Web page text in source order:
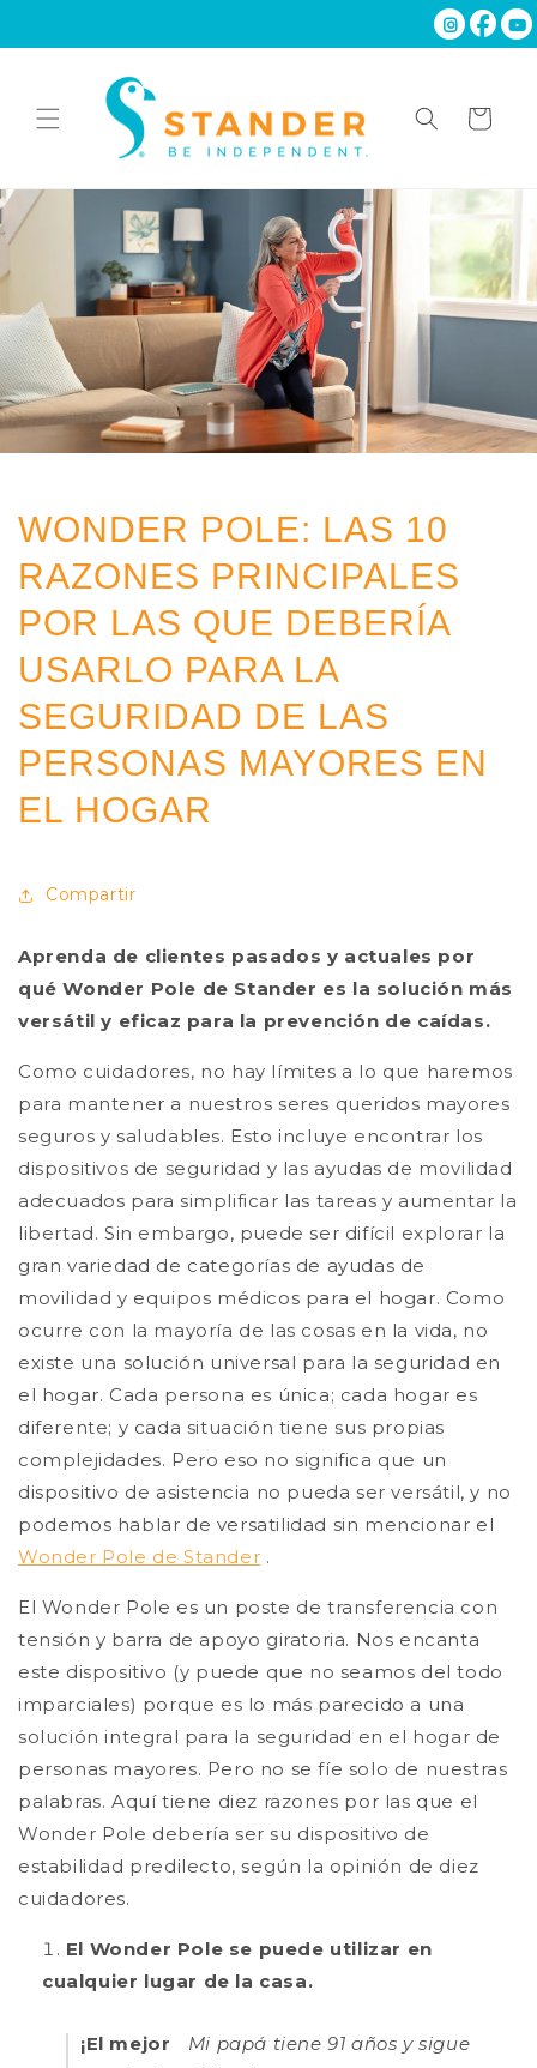
al contenido
Carrito
WONDER POLE: LAS 10
RAZONES PRINCIPALES
POR LAS QUE DEBERÍA
USARLO PARA LA
SEGURIDAD DE LAS
PERSONAS MAYORES EN
EL HOGAR
Compartir
Aprenda de clientes pasados ​​y actuales por
qué Wonder Pole de Stander es la solución más
versátil y eficaz para la prevención de caídas.
Como cuidadores, no hay límites a lo que haremos
para mantener a nuestros seres queridos mayores
seguros y saludables. Esto incluye encontrar los
dispositivos de seguridad y las ayudas de movilidad
adecuados para simplificar las tareas y aumentar la
libertad. Sin embargo, puede ser difícil explorar la
gran variedad de categorías de ayudas de
movilidad y equipos médicos para el hogar. Como
ocurre con la mayoría de las cosas en la vida, no
existe una solución universal para la seguridad en
el hogar. Cada persona es única; cada hogar es
diferente; y cada situación tiene sus propias
complejidades. Pero eso no significa que un
dispositivo de asistencia no pueda ser versátil, y no
podemos hablar de versatilidad sin mencionar el
Wonder Pole de Stander .
El Wonder Pole es un poste de transferencia con
tensión y barra de apoyo giratoria. Nos encanta
este dispositivo (y puede que no seamos del todo
imparciales) porque es lo más parecido a una
solución integral para la seguridad en el hogar de
personas mayores. Pero no se fíe solo de nuestras
palabras. Aquí tiene diez razones por las que el
Wonder Pole debería ser su dispositivo de
estabilidad predilecto, según la opinión de diez
cuidadores.
El Wonder Pole se puede utilizar en
cualquier lugar de la casa.
¡El mejor
Mi papá tiene 91 años y sigue